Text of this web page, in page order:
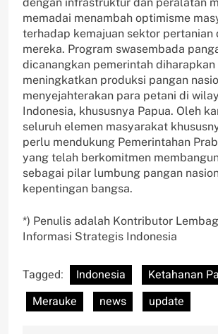
memadai menambah optimisme
terhadap kemajuan sektor pertanian
mereka. Program swasembada
dicanangkan pemerintah
meningkatkan produksi pangan
menyejahterakan para petani di
Indonesia, khususnya Papua. Oleh
seluruh elemen masyarakat
perlu mendukung Pemerintahan
yang telah berkomitmen
sebagai pilar lumbung pangan
kepentingan bangsa.
*) Penulis adalah Kontributor
Informasi Strategis Indonesia
Tagged: Indonesia
Ketahanan
Merauke
news update